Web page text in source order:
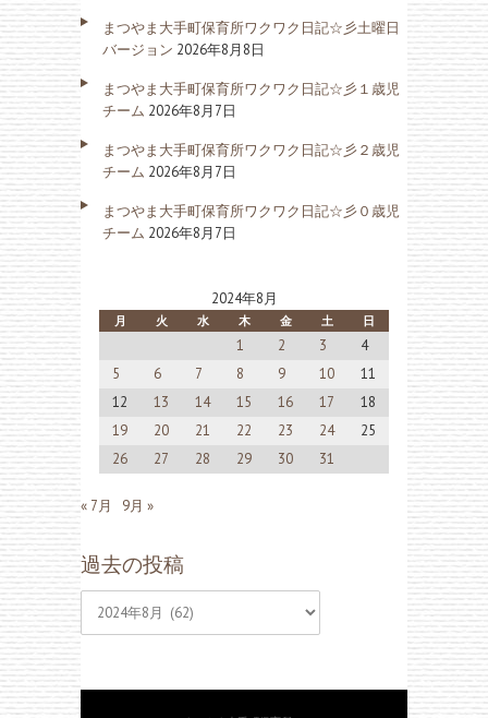
まつやま大手町保育所ワクワク日記☆彡土曜日
バージョン 2026年8月8日
まつやま大手町保育所ワクワク日記☆彡１歳児
チーム 2026年8月7日
まつやま大手町保育所ワクワク日記☆彡２歳児
チーム 2026年8月7日
まつやま大手町保育所ワクワク日記☆彡０歳児
チーム 2026年8月7日
2024年8月
月 火 水 木 金 土 日
1 2 3
4
5
6 7 8 9 10
11
12
13 14 15 16 17
18
19
20 21 22 23 24
25
26
27 28 29 30 31
« 7月 9月 »
過去の投稿
過